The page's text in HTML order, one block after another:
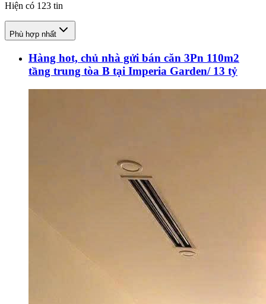
Hiện có 123 tin
Phù hợp nhất
Hàng hot, chủ nhà gửi bán căn 3Pn 110m2
tầng trung tòa B tại Imperia Garden/ 13 tỷ